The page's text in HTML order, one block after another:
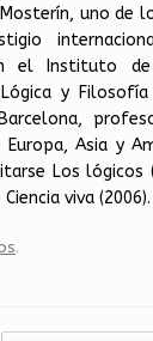
uno de
el Instituto
y
Europa, Asia y
Los lógicos
viva (2006).
.